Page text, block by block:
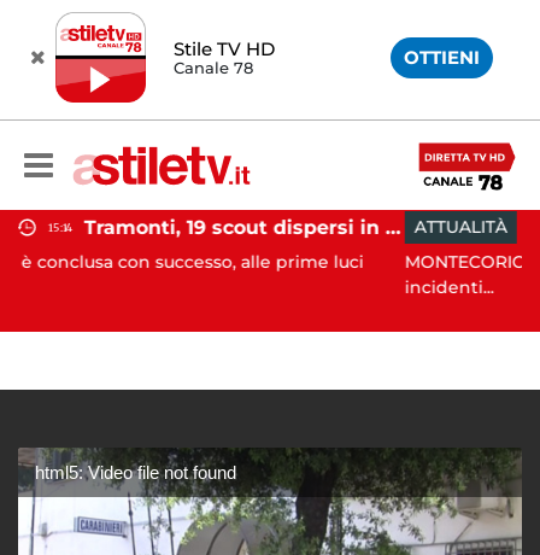
Stile TV HD
Canale 78 OTTIENI
Tramonti, 19 scout dispersi in montagna salvati dai vigili del fuoco
successo, alle prime luci
ATTUALITÀ 12:55
MONTECORICE. Non solo
html5: Video file not found